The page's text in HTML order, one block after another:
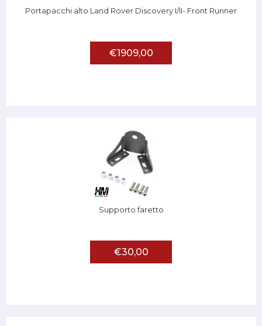
Portapacchi alto Land Rover Discovery I/II- Front Runner
€1909,00
Supporto faretto
€30,00